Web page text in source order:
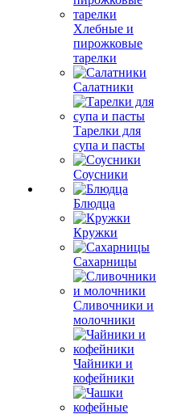
Хлебные и
пирожковые
тарелки
Салатники
Тарелки для
супа и пасты
Соусники
Блюдца
Кружки
Сахарницы
Сливочники и
молочники
Чайники и
кофейники